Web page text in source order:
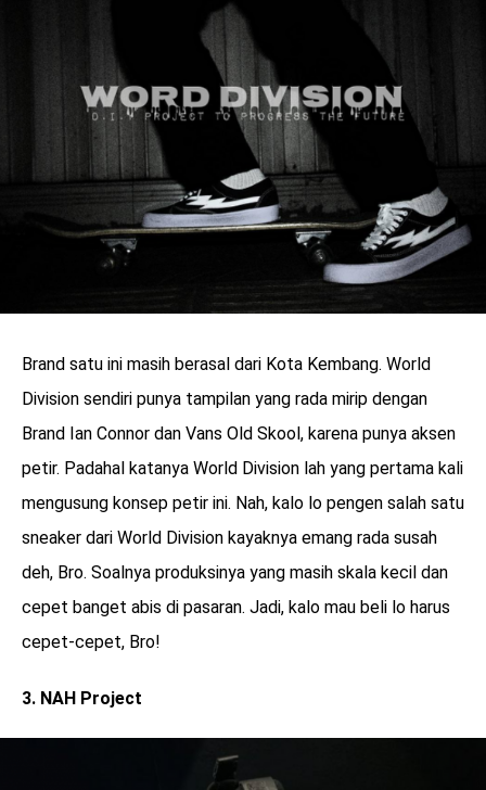
Brand satu ini masih berasal dari Kota Kembang. World
Division sendiri punya tampilan yang rada mirip dengan
Brand Ian Connor dan Vans Old Skool, karena punya aksen
petir. Padahal katanya World Division lah yang pertama kali
mengusung konsep petir ini. Nah, kalo lo pengen salah satu
sneaker dari World Division kayaknya emang rada susah
deh, Bro. Soalnya produksinya yang masih skala kecil dan
cepet banget abis di pasaran. Jadi, kalo mau beli lo harus
cepet-cepet, Bro!
3. NAH Project